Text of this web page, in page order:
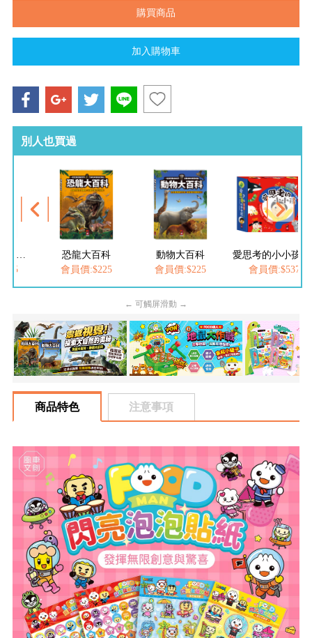
別人也買過
動物大百科
會員價:$225
會員價:$537
會員價:$252
← 可觸屏滑動 →
商品特色 注意事項